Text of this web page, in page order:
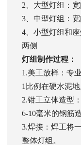
2、大型灯组：
3、中型灯组：
4、小型灯组和
两侧
灯组制作过程：
1.美工放样：专
1比例在硬水泥地
2.钳工立体造型
6-10毫米的钢筋造
3.焊接：焊工将
整体灯组。